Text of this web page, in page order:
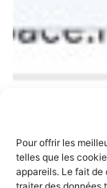
Pour offrir les
telles que les
appareils. Le fait